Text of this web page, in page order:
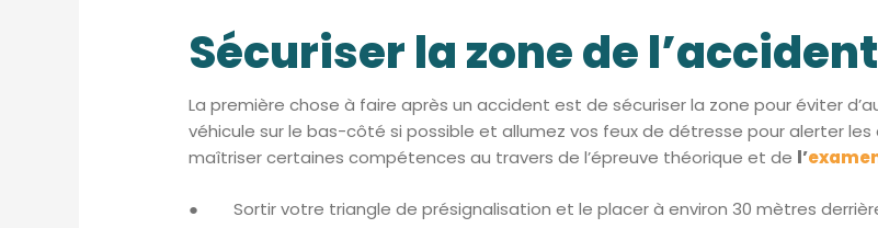
Sécuriser la zone de l’accident
La première chose à faire après un accident est de sécuriser la zone pour éviter
véhicule sur le bas-côté si possible et allumez vos feux de détresse pour alerter
maîtriser certaines compétences au travers de l’épreuve théorique et de l’
● Sortir votre triangle de présignalisation et le placer à environ 30 mètres